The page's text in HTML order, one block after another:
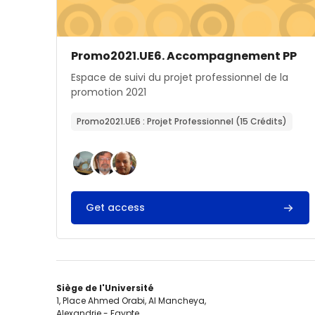
Image de cours
Nom du cours
Promo2021.UE6. Accompagnement PP
Résumé du cours :
Espace de suivi du projet professionnel de la
promotion 2021
Promo2021.UE6 : Projet Professionnel (15 Crédits)
Get access
Siège de l'Université
1, Place Ahmed Orabi, Al Mancheya,